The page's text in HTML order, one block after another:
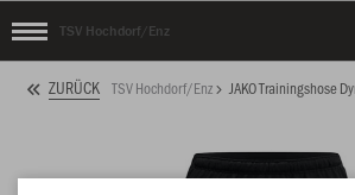
TSV Hochdorf/Enz
ZURÜCK TSV Hochdorf/Enz JAKO Trainingshose